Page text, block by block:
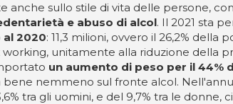
anche sullo stile di vita delle persone,
e abuso di alcol. Il 2021 sta
2020: 11,3 milioni, ovvero il 26,2% della
working, unitamente alla riduzione della
un aumento di peso per il 44%
bene nemmeno sul fronte alcol.
tra gli uomini, e del 9,7% tra le donne,